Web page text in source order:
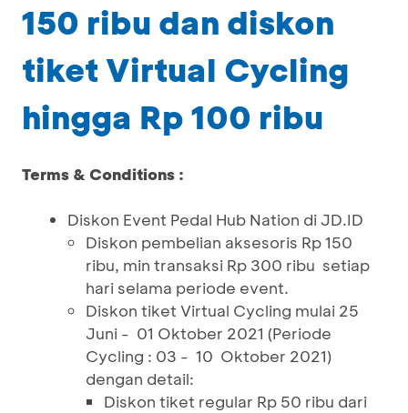
150 ribu dan diskon
tiket Virtual Cycling
hingga Rp 100 ribu
Terms & Conditions :
Diskon Event Pedal Hub Nation di JD.ID
Diskon pembelian aksesoris Rp 150
ribu, min transaksi Rp 300 ribu setiap
hari selama periode event.
Diskon tiket Virtual Cycling mulai 25
Juni - 01 Oktober 2021 (Periode
Cycling : 03 - 10 Oktober 2021)
dengan detail:
Diskon tiket regular Rp 50 ribu dari